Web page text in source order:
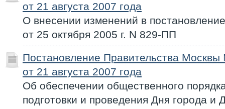
от 21 августа 2007 года
О внесении изменений в
от 25 октября 2005 г. N 829-ПП
Постановление Правительства
от 21 августа 2007 года
Об обеспечении общественного
подготовки и проведения Дня города и